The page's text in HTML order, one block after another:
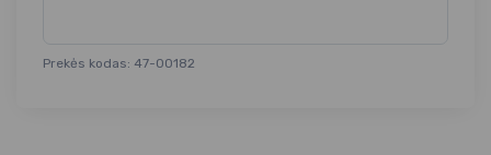
Prekės kodas: 47-00182